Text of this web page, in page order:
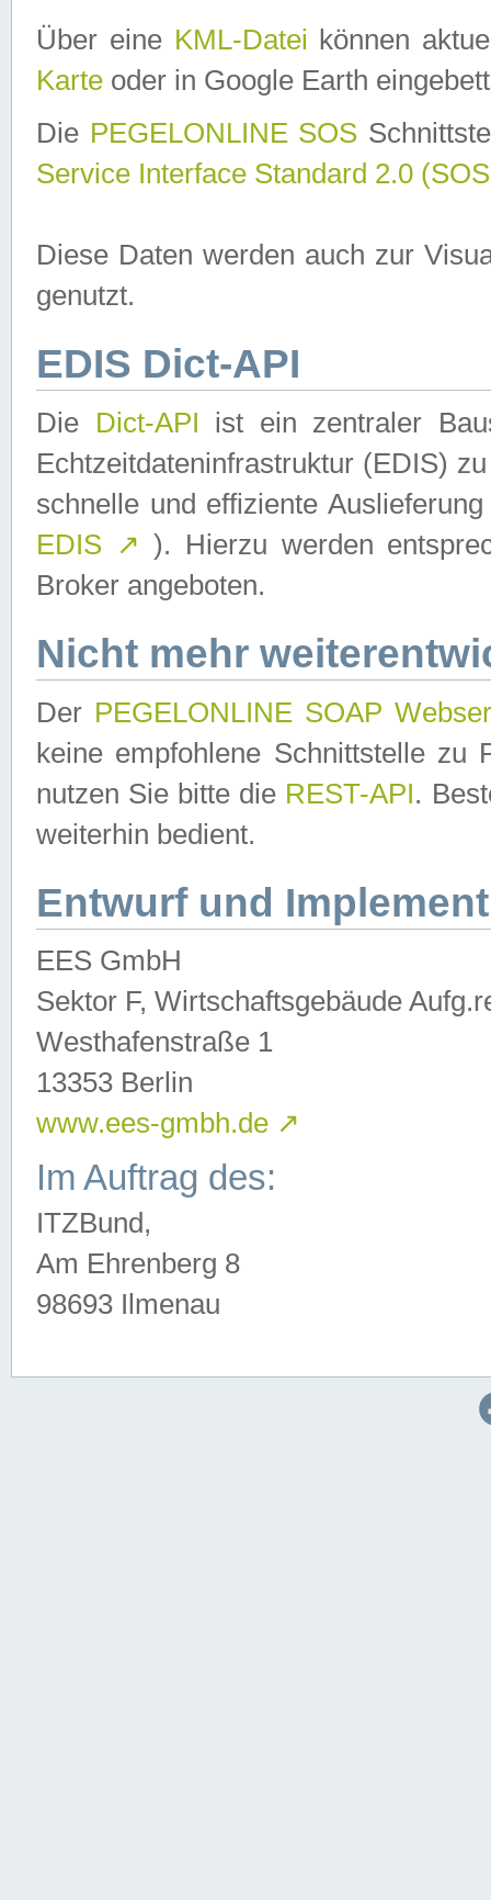
Über eine KML-Datei können
Karte oder in Google Earth
Die PEGELONLINE SOS
Service Interface Standard 2.0
Diese Daten werden auch zur
genutzt.
EDIS Dict-API
Die Dict-API ist ein zentraler
Echtzeitdateninfrastruktur (EDIS)
schnelle und effiziente
EDIS ↗ ). Hierzu werden
Broker angeboten.
Nicht mehr
Der PEGELONLINE SOAP
keine empfohlene Schnittstelle zu
nutzen Sie bitte die REST-API.
weiterhin bedient.
Entwurf und
EES GmbH
Sektor F, Wirtschaftsgebäude
Westhafenstraße 1
13353 Berlin
www.ees-gmbh.de ↗
Im Auftrag des:
ITZBund,
Am Ehrenberg 8
98693 Ilmenau